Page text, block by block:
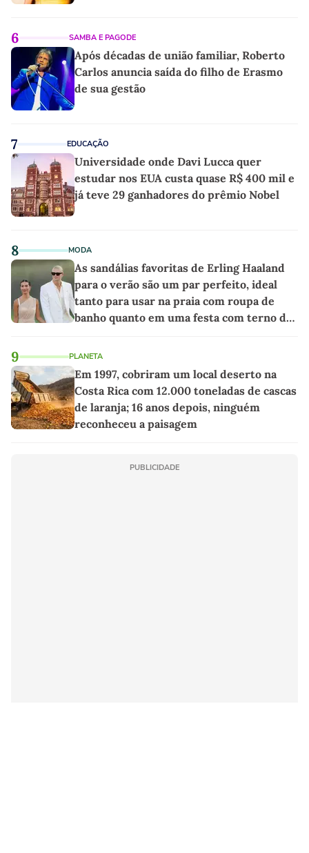
6 SAMBA E PAGODE
Após décadas de união familiar, Roberto
Carlos anuncia saída do filho de Erasmo
de sua gestão
7 EDUCAÇÃO
Universidade onde Davi Lucca quer
estudar nos EUA custa quase R$ 400 mil e
já teve 29 ganhadores do prêmio Nobel
8 MODA
As sandálias favoritas de Erling Haaland
para o verão são um par perfeito, ideal
tanto para usar na praia com roupa de
banho quanto em uma festa com terno de
9 PLANETA
Em 1997, cobriram um local deserto na
Costa Rica com 12.000 toneladas de cascas
de laranja; 16 anos depois, ninguém
reconheceu a paisagem
PUBLICIDADE